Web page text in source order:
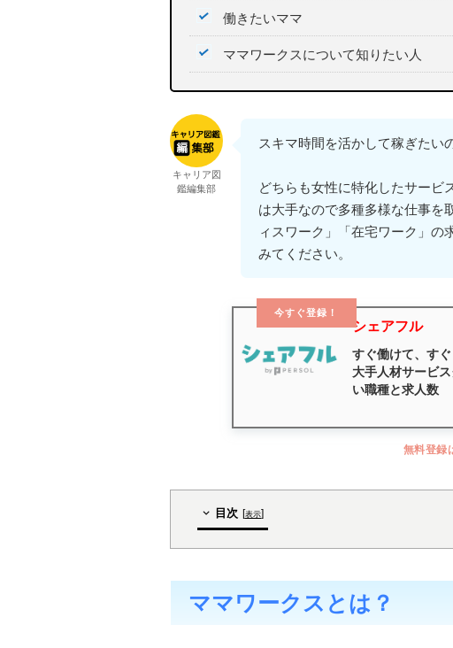
働きたいママ
ママワークスについて知りたい人
キャリア図
鑑編集部
スキマ時間を活かして稼ぎたい
どちらも女性に特化したサービ
は大手なので多種多様な仕事を
ィスワーク」「在宅ワーク」の
みてください。
今すぐ登録！
シェアフル
すぐ働けて、すぐ
大手人材サービ
い職種と求人数
無料登録
目次 [表示]
ママワークスとは？